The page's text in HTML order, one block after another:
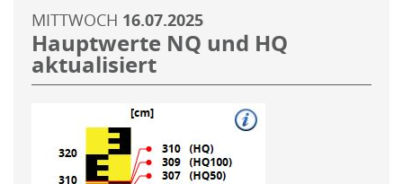
MITTWOCH 16.07.2025
Hauptwerte NQ und HQ
aktualisiert